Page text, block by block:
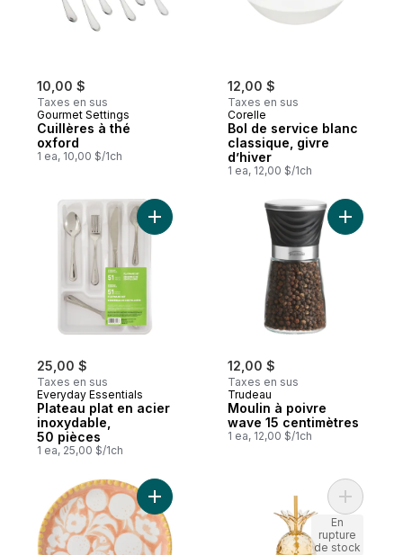
10,00 $
Taxes en sus
Gourmet Settings
Cuillères à thé
oxford
1 ea, 10,00 $/1ch
12,00 $
Taxes en sus
Corelle
Bol de service blanc
classique, givre
d’hiver
1 ea, 12,00 $/1ch
25,00 $
Taxes en sus
Everyday Essentials
Plateau plat en acier
inoxydable,
50 pièces
1 ea, 25,00 $/1ch
Ajouter Plateau plat en acier inoxydable,
12,00 $
Taxes en sus
Trudeau
Moulin à poivre
wave 15 centimètres
1 ea, 12,00 $/1ch
Ajouter
Ajouter Assiette à salade – prairies au
Ajouter
En
rupture
de stock